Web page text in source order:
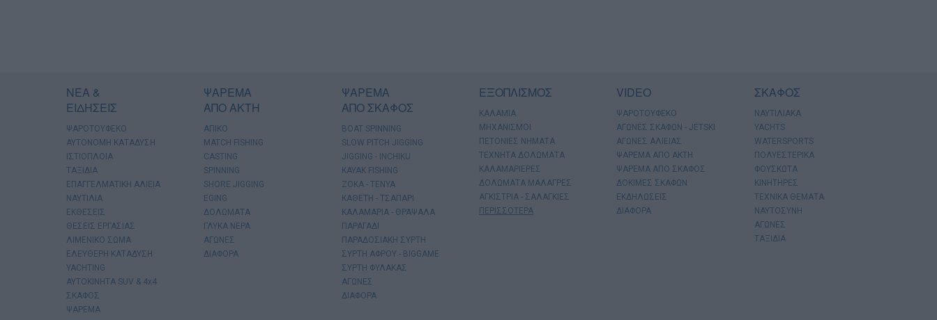
ΝΕΑ &
ΕΙΔΗΣΕΙΣ
ΨΑΡΟΤΟΥΦΕΚΟ
ΑΥΤΟΝΟΜΗ ΚΑΤΑΔΥΣΗ
ΙΣΤΙΟΠΛΟΙΑ
ΤΑΞΙΔΙΑ
ΕΠΑΓΓΕΛΜΑΤΙΚΗ ΑΛΙΕΙΑ
ΝΑΥΤΙΛΙΑ
ΕΚΘΕΣΕΙΣ
ΘΕΣΕΙΣ ΕΡΓΑΣΙΑΣ
ΛΙΜΕΝΙΚΟ ΣΩΜΑ
ΕΛΕΥΘΕΡΗ ΚΑΤΑΔΥΣΗ
YACHTING
AYTOKINHTA SUV & 4x4
ΣΚΑΦΟΣ
ΨΑΡΕΜΑ
ΨΑΡΕΜΑ
ΑΠΟ ΑΚΤΗ
ΑΠΙΚΟ
MATCH FISHING
CASTING
SPINNING
SHORE JIGGING
EGING
ΔΟΛΩΜΑΤΑ
ΓΛΥΚΑ ΝΕΡΑ
ΑΓΩΝΕΣ
ΔΙΑΦΟΡΑ
ΨΑΡΕΜΑ
ΑΠΟ ΣΚΑΦΟΣ
BOAT SPINNING
SLOW PITCH JIGGING
JIGGING - INCHIKU
KAYAK FISHING
ΖΟΚΑ - ΤΕΝΥΑ
ΚΑΘΕΤΗ - ΤΣΑΠΑΡΙ
ΚΑΛΑΜΑΡΙΑ - ΘΡΑΨΑΛΑ
ΠΑΡΑΓΑΔΙ
ΠΑΡΑΔΟΣΙΑΚΗ ΣΥΡΤΗ
ΣΥΡΤΗ ΑΦΡΟΥ - BIGGAME
ΣΥΡΤΗ ΦΥΛΑΚΑΣ
ΑΓΩΝΕΣ
ΔΙΑΦΟΡΑ
ΕΞΟΠΛΙΣΜΟΣ
ΚΑΛΑΜΙΑ
ΜΗΧΑΝΙΣΜΟΙ
ΠΕΤΟΝΙΕΣ ΝΗΜΑΤΑ
ΤΕΧΝΗΤΑ ΔΟΛΩΜΑΤΑ
ΚΑΛΑΜΑΡΙΕΡΕΣ
ΔΟΛΩΜΑΤΑ ΜΑΛΑΓΡΕΣ
ΑΓΚΙΣΤΡΙΑ - ΣΑΛΑΓΚΙΕΣ
ΠΕΡΙΣΣΟΤΕΡΑ
VIDEO
ΨΑΡΟΤΟΥΦΕΚΟ
ΑΓΩΝΕΣ ΣΚΑΦΩΝ - JETSKI
ΑΓΩΝΕΣ ΑΛΙΕΙΑΣ
ΨΑΡΕΜΑ ΑΠΟ ΑΚΤΗ
ΨΑΡΕΜΑ ΑΠΟ ΣΚΑΦΟΣ
ΔΟΚΙΜΕΣ ΣΚΑΦΩΝ
ΕΚΔΗΛΩΣΕΙΣ
ΔΙΑΦΟΡΑ
ΣΚΑΦΟΣ
ΝΑΥΤΙΛΙΑΚΑ
YACHTS
WATERSPORTS
ΠΟΛΥΕΣΤΕΡΙΚΑ
ΦΟΥΣΚΩΤΑ
ΚΙΝΗΤΗΡΕΣ
ΤΕΧΝΙΚΑ ΘΕΜΑΤΑ
ΝΑΥΤΟΣΥΝΗ
ΑΓΩΝΕΣ
ΤΑΞΙΔΙΑ